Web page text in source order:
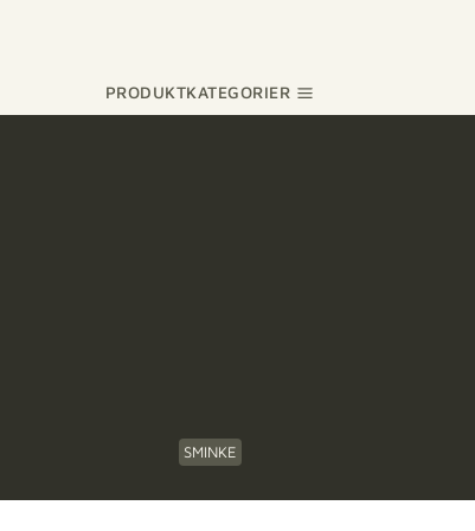
PRODUKTKATEGORIER
SMINKE